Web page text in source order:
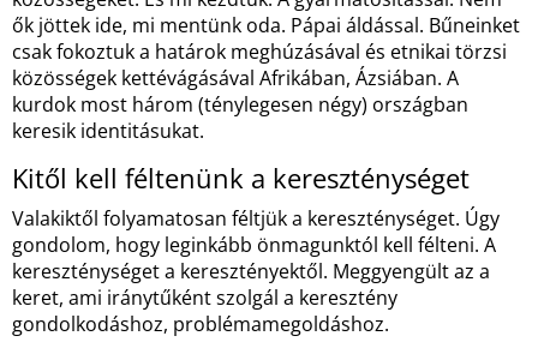
ők jöttek ide, mi mentünk oda. Pápai áldással. Bűneinket
csak fokoztuk a határok meghúzásával és etnikai törzsi
közösségek kettévágásával Afrikában, Ázsiában. A
kurdok most három (ténylegesen négy) országban
keresik identitásukat.
Kitől kell féltenünk a kereszténységet
Valakiktől folyamatosan féltjük a kereszténységet. Úgy
gondolom, hogy leginkább önmagunktól kell félteni. A
kereszténységet a keresztényektől. Meggyengült az a
keret, ami iránytűként szolgál a keresztény
gondolkodáshoz, problémamegoldáshoz.